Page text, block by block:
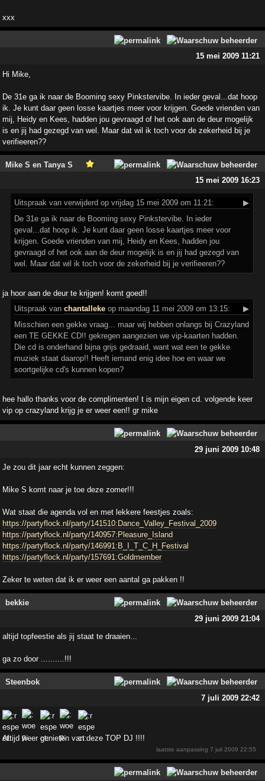
xxx
15 mei 2009 11:21
Hi Mike,
De 31e ga ik naar de Booming sexy Pinkstervibe. In ieder geval...dat hoop
ik. Je kunt daar geen losse kaartjes meer voor krijgen. Goede vrienden van
mij, Heidy en Kees, hadden jou gevraagd of het ook aan de deur mogelijk
is en jij had gezegd van wel. Maar dat wil ik toch voor de zekerheid bij je
verifieeren??
Mike S en Tanya S
15 mei 2009 16:23
Uitspraak van verwijderd op vrijdag 15 mei 2009 om 11:21:
▶
De 31e ga ik naar de Booming sexy Pinkstervibe. In ieder
geval...dat hoop ik. Je kunt daar geen losse kaartjes meer voor
krijgen. Goede vrienden van mij, Heidy en Kees, hadden jou
gevraagd of het ook aan de deur mogelijk is en jij had gezegd van
wel. Maar dat wil ik toch voor de zekerheid bij je verifieeren??
ja hoor aan de deur te krijgen! komt goed!!
Uitspraak vanchantalleke op maandag 11 mei 2009 om 13:15:
▶
Misschien een gekke vraag... maar wij hebben onlangs bij Crazyland
een TE GEKKE CD!! gekregen aangezien we vip-kaarten hadden.
Die cd is onderhand bijna grijs gedraaid, want wat een te gekke
muziek staat daarop!! Heeft iemand enig idee hoe en waar we
soortgelijke cd's kunnen kopen?
hee hallo thanks voor de complimenten! t is mijn eigen cd. volgende keer
vip op crazyland krijg je er weer een!! gr mike
29 juni 2009 10:48
Je zou dit jaar echt kunnen zeggen:
Mike S komt naar je toe deze zomer!!!
Wat staat die agenda vol en met lekkere feestjes zoals:
https://partyflock.nl/party/141510:Dance_Valley_Festival_2009
https://partyflock.nl/party/140957:Pleasure_Island
https://partyflock.nl/party/146991:B_I_T_C_H_Festival
https://partyflock.nl/party/157691:Goldmember
Zeker te weten dat ik er weer een aantal ga pakken !!
bekkie
29 juni 2009 21:04
altijd topfeestie als jij staat te draaien...
ga zo door ..........!!!
Steenbok
7 juli 2009 22:42
Altijd weer genieten van deze TOP DJ !!!!
laatste aanpassing7 juli 2009 22:55